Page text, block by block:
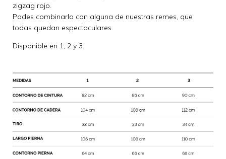
zigzag rojo.
Podes combinarlo con alguna de nuestras remes, que
todas quedan espectaculares.
Disponible en 1, 2 y 3.